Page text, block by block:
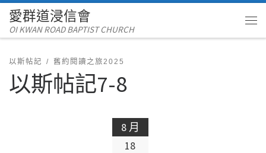
Skip to content
愛群道浸信會
OI KWAN ROAD BAPTIST CHURCH
以斯帖記 舊約閱讀之旅2025
以斯帖記7-8
8 月
18